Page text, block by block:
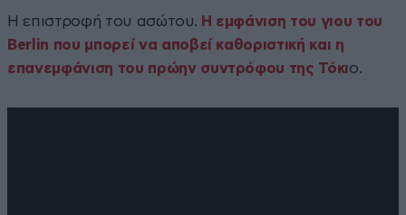
Η επιστροφή του ασώτου. Η εμφάνιση του γιου του
Berlin που μπορεί να αποβεί καθοριστική και η
επανεμφάνιση του πρώην συντρόφου της Τόκιο.